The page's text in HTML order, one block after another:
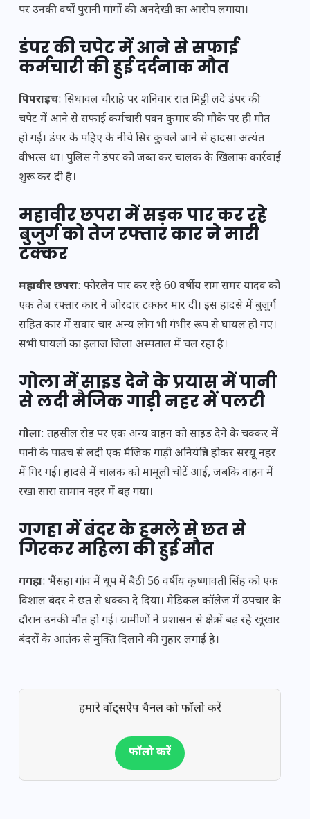
पर उनकी वर्षों पुरानी मांगों की अनदेखी का आरोप लगाया।
डंपर की चपेट में आने से सफाई
कर्मचारी की हुई दर्दनाक मौत
पिपराइच: सिधावल चौराहे पर शनिवार रात मिट्टी लदे डंपर की
चपेट में आने से सफाई कर्मचारी पवन कुमार की मौके पर ही मौत
हो गई। डंपर के पहिए के नीचे सिर कुचले जाने से हादसा अत्यंत
वीभत्स था। पुलिस ने डंपर को जब्त कर चालक के खिलाफ कार्रवाई
शुरू कर दी है।
महावीर छपरा में सड़क पार कर रहे
बुजुर्ग को तेज रफ्तार कार ने मारी
टक्कर
महावीर छपरा: फोरलेन पार कर रहे 60 वर्षीय राम समर यादव को
एक तेज रफ्तार कार ने जोरदार टक्कर मार दी। इस हादसे में बुजुर्ग
सहित कार में सवार चार अन्य लोग भी गंभीर रूप से घायल हो गए।
सभी घायलों का इलाज जिला अस्पताल में चल रहा है।
गोला में साइड देने के प्रयास में पानी
से लदी मैजिक गाड़ी नहर में पलटी
गोला: तहसील रोड पर एक अन्य वाहन को साइड देने के चक्कर में
पानी के पाउच से लदी एक मैजिक गाड़ी अनियंत्रित होकर सरयू नहर
में गिर गई। हादसे में चालक को मामूली चोटें आईं, जबकि वाहन में
रखा सारा सामान नहर में बह गया।
गगहा में बंदर के हमले से छत से
गिरकर महिला की हुई मौत
गगहा: भैंसहा गांव में धूप में बैठी 56 वर्षीय कृष्णावती सिंह को एक
विशाल बंदर ने छत से धक्का दे दिया। मेडिकल कॉलेज में उपचार के
दौरान उनकी मौत हो गई। ग्रामीणों ने प्रशासन से क्षेत्र में बढ़ रहे खूंखार
बंदरों के आतंक से मुक्ति दिलाने की गुहार लगाई है।
हमारे वॉट्सऐप चैनल को फॉलो करें
फॉलो करें